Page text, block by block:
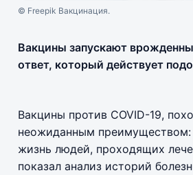
© Freepik Вакцинация.
Вакцины запускают
ответ, который действует
Вакцины против COVID-19,
неожиданным преимуществом:
жизнь людей, проходящих
показал анализ историй